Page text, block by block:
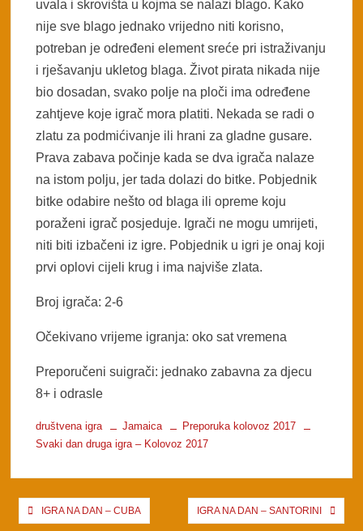
uvala i skrovišta u kojma se nalazi blago. Kako
nije sve blago jednako vrijedno niti korisno,
potreban je određeni element sreće pri istraživanju
i rješavanju ukletog blaga. Život pirata nikada nije
bio dosadan, svako polje na ploči ima određene
zahtjeve koje igrač mora platiti. Nekada se radi o
zlatu za podmićivanje ili hrani za gladne gusare.
Prava zabava počinje kada se dva igrača nalaze
na istom polju, jer tada dolazi do bitke. Pobjednik
bitke odabire nešto od blaga ili opreme koju
poraženi igrač posjeduje. Igrači ne mogu umrijeti,
niti biti izbačeni iz igre. Pobjednik u igri je onaj koji
prvi oplovi cijeli krug i ima najviše zlata.
Broj igrača: 2-6
Očekivano vrijeme igranja: oko sat vremena
Preporučeni suigrači: jednako zabavna za djecu
8+ i odrasle
društvena igra Jamaica
Preporuka kolovoz 2017
Svaki dan druga igra – Kolovoz 2017
PostIGRA NA DAN – CUBA IGRA NA DAN – SANTORINI